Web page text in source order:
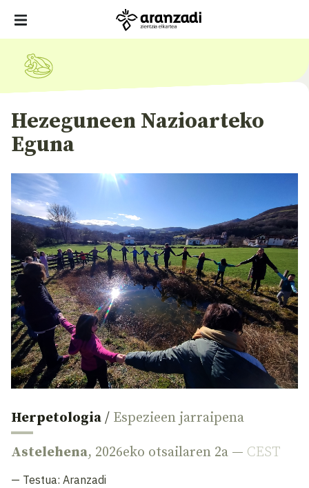
Hezeguneen Nazioarteko
Eguna
Herpetologia / Espezieen jarraipena
Astelehena, 2026eko otsailaren 2a — CEST
— Testua: Aranzadi